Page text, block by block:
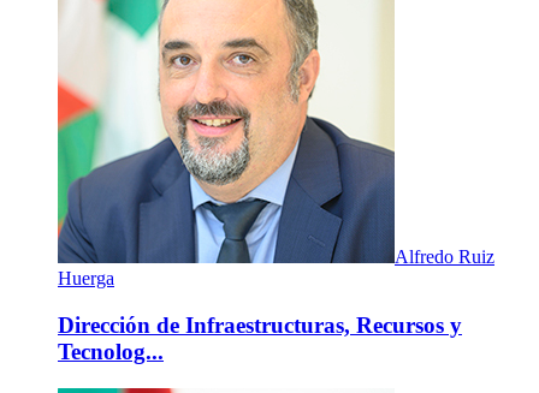
Alfredo Ruiz
Huerga
Dirección de Infraestructuras, Recursos y
Tecnolog...